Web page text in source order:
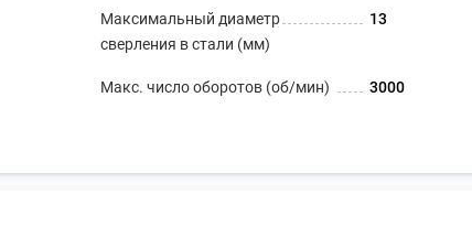
Максимальный диаметр
сверления в стали (мм)
13
Макс. число оборотов (об/мин) 3000